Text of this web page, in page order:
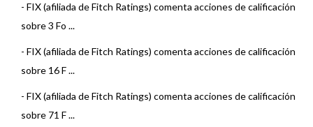
- FIX (afiliada de Fitch Ratings) comenta acciones de calificación
sobre 3 Fo ...
- FIX (afiliada de Fitch Ratings) comenta acciones de calificación
sobre 16 F ...
- FIX (afiliada de Fitch Ratings) comenta acciones de calificación
sobre 71 F ...